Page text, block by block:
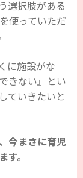
選択肢がある
使っていただ
に施設がな
きない』とい
ていきたいと
今まさに育児
。